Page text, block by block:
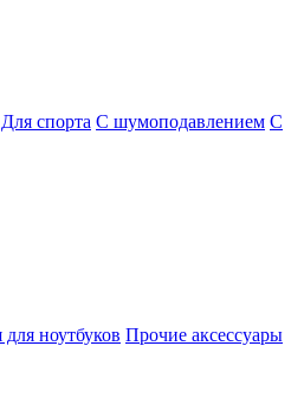
Для спорта С шумоподавлением С
ноутбуков Прочие аксессуары